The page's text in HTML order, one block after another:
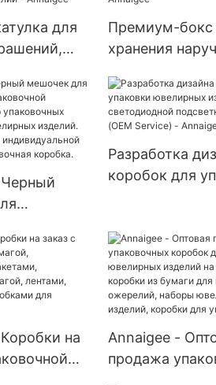
для
хранение
Премиум-бокс
хранения
качественных
для часов -
коробкой.
для
Разработка
коробок для
подсветкой на
(OEM Service) -
Annaigee
на
Annaigee -
продажа